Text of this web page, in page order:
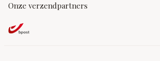
Onze verzendpartners